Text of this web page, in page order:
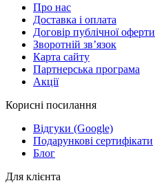
Про нас
Доставка і оплата
Договір публічної оферти
Зворотній зв’язок
Карта сайту
Партнерська програма
Акції
Корисні посилання
Відгуки (Google)
Подарункові сертифікати
Блог
Для клієнта